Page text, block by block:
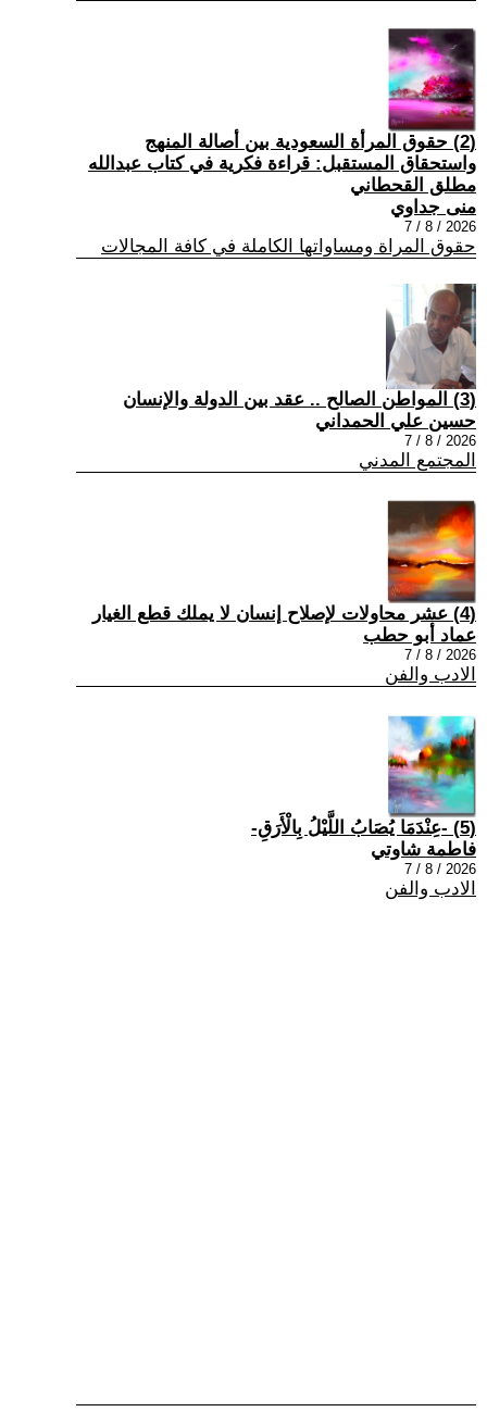
(2) حقوق المرأة السعودية بين أصالة المنهج
واستحقاق المستقبل: قراءة فكرية في كتاب عبدالله
مطلق القحطاني
منى جداوي
2026 / 8 / 7
حقوق المراة ومساواتها الكاملة في كافة المجالات
(3) المواطن الصالح .. عقد بين الدولة والإنسان
حسين علي الحمداني
2026 / 8 / 7
المجتمع المدني
(4) عشر محاولات لإصلاح إنسان لا يملك قطع الغيار
عماد أبو حطب
2026 / 8 / 7
الادب والفن
(5) -عِنْدَمَا يُصَابُ اللَّيْلُ بِالْأَرَقِ-
فاطمة شاوتي
2026 / 8 / 7
الادب والفن